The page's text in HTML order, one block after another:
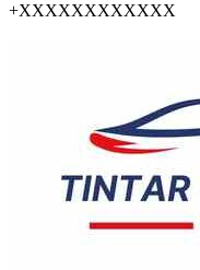
+XXXXXXXXXXXX